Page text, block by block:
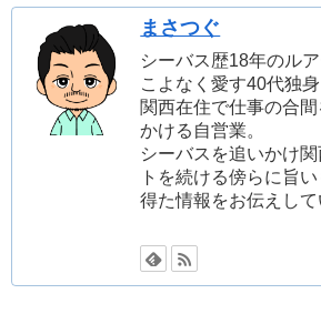
まさつぐ
シーバス歴18年のル
こよなく愛す40代独身
関西在住で仕事の合
かける自営業。
シーバスを追いかけ
トを続ける傍らに旨
得た情報をお伝えして